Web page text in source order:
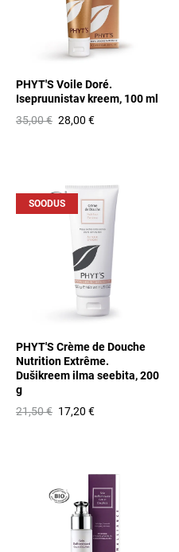
PHYT'S Voile Doré.
Isepruunistav kreem, 100 ml
35,00 € 28,00 €
SOODUS
PHYT'S Crème de Douche
Nutrition Extrême.
Dušikreem ilma seebita, 200
g
21,50 € 17,20 €